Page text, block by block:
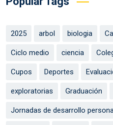
2025 arbol biologia
Ciclo medio ciencia
Cupos Deportes
exploratorias Graduación
Jornadas de desarrollo